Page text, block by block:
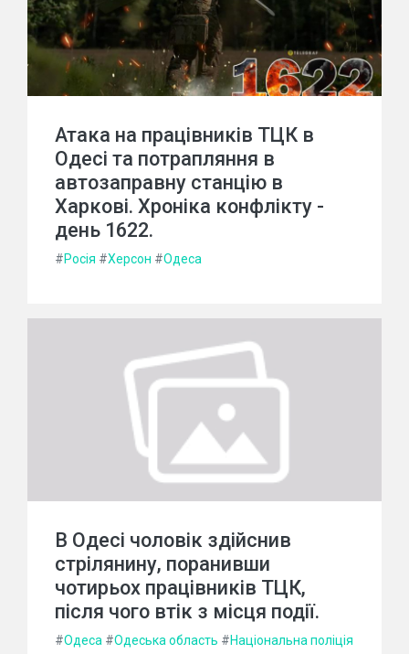
Атака на працівників ТЦК в
Одесі та потрапляння в
автозаправну станцію в
Харкові. Хроніка конфлікту -
день 1622.
#Росія #Херсон #Одеса
В Одесі чоловік здійснив
стрілянину, поранивши
чотирьох працівників ТЦК,
після чого втік з місця події.
#Одеса #Одеська область #Національна поліція